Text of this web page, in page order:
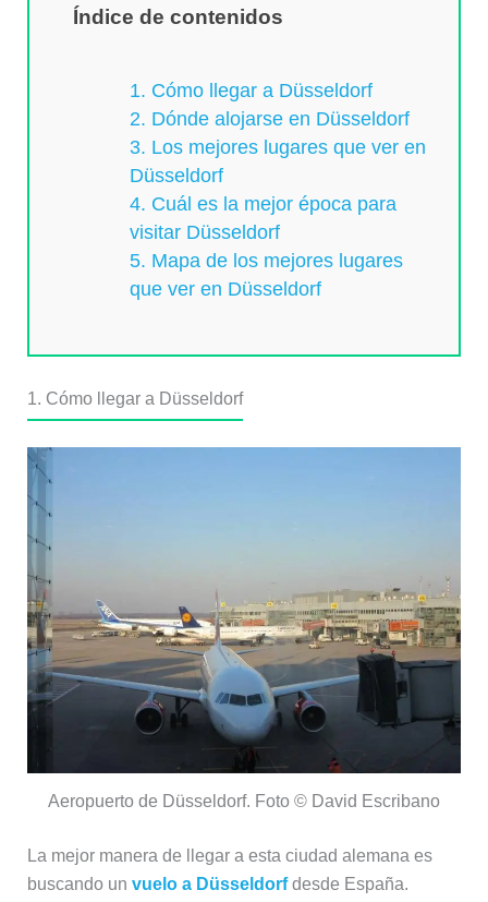
Índice de contenidos
1. Cómo llegar a Düsseldorf
2. Dónde alojarse en Düsseldorf
3. Los mejores lugares que ver en
Düsseldorf
4. Cuál es la mejor época para
visitar Düsseldorf
5. Mapa de los mejores lugares
que ver en Düsseldorf
1. Cómo llegar a Düsseldorf
Aeropuerto de Düsseldorf. Foto © David Escribano
La mejor manera de llegar a esta ciudad alemana es
buscando un vuelo a Düsseldorfdesde España.